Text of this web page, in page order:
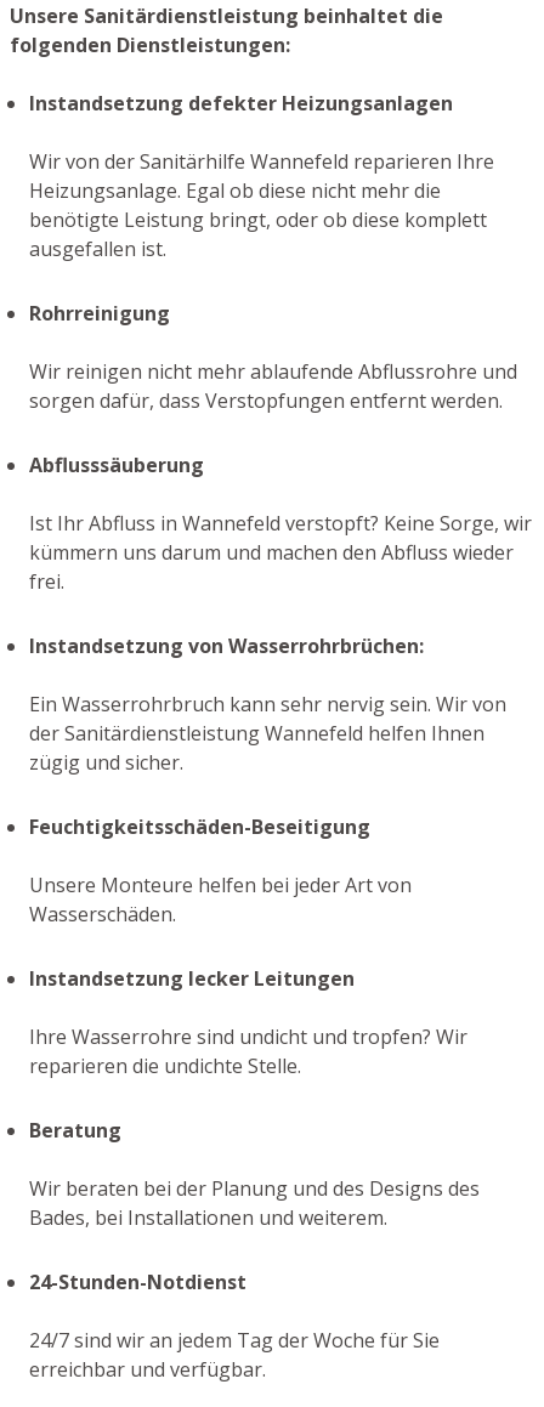
Unsere Sanitärdienstleistung beinhaltet die
folgenden Dienstleistungen:
Instandsetzung defekter Heizungsanlagen
Wir von der Sanitärhilfe Wannefeld reparieren Ihre
Heizungsanlage. Egal ob diese nicht mehr die
benötigte Leistung bringt, oder ob diese komplett
ausgefallen ist.
Rohrreinigung
Wir reinigen nicht mehr ablaufende Abflussrohre und
sorgen dafür, dass Verstopfungen entfernt werden.
Abflusssäuberung
Ist Ihr Abfluss in Wannefeld verstopft? Keine Sorge, wir
kümmern uns darum und machen den Abfluss wieder
frei.
Instandsetzung von Wasserrohrbrüchen:
Ein Wasserrohrbruch kann sehr nervig sein. Wir von
der Sanitärdienstleistung Wannefeld helfen Ihnen
zügig und sicher.
Feuchtigkeitsschäden-Beseitigung
Unsere Monteure helfen bei jeder Art von
Wasserschäden.
Instandsetzung lecker Leitungen
Ihre Wasserrohre sind undicht und tropfen? Wir
reparieren die undichte Stelle.
Beratung
Wir beraten bei der Planung und des Designs des
Bades, bei Installationen und weiterem.
24-Stunden-Notdienst
24/7 sind wir an jedem Tag der Woche für Sie
erreichbar und verfügbar.